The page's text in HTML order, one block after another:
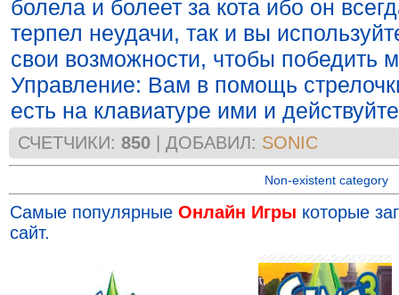
болела и болеет за кота ибо он
терпел неудачи, так и вы
свои возможности, чтобы победить
Управление: Вам в помощь
есть на клавиатуре ими и
СЧЕТЧИКИ: 850 ДОБАВИЛ: SONIC
Non-existent category
Самые популярные Онлайн Игры которые
сайт.